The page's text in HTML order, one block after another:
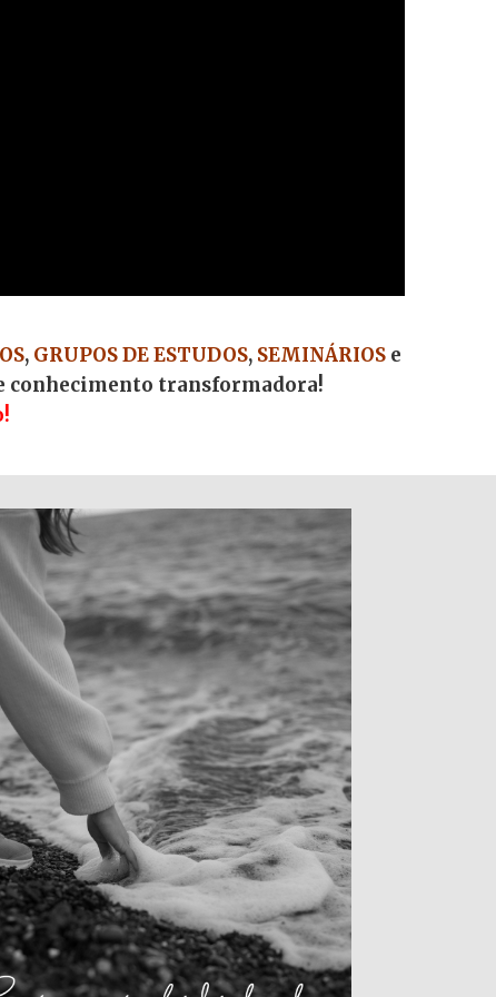
, GRUPOS DE ESTUDOS, SEMINÁRIOSe
conhecimento transformadora!